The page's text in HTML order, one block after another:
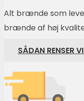
Alt brænde som
brænde af høj
SÅDAN RENSER